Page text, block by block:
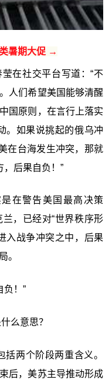
暑期大促 →
在社交平台写道：“不
人们希望美国能够清醒
国原则，在言行上落实
。如果说挑起的俄乌冲
在台海发生冲突，那就
，后果自负！”
在警告美国最高决策
，已经对“世界秩序形
入战争冲突之中，后果
。
负！”
么意思？
两个阶段两重含义。
后，美苏主导推动形成